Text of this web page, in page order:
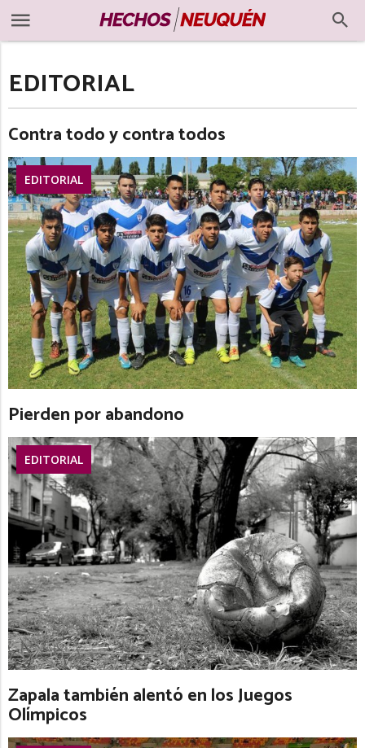
EDITORIAL
Contra todo y contra todos
EDITORIAL
Pierden por abandono
EDITORIAL
Zapala también alentó en los Juegos
Olímpicos